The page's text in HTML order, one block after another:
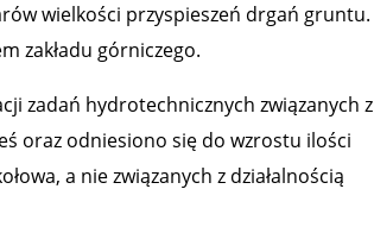
wielkości przyspieszeń drgań gruntu.
zakładu górniczego.
zadań hydrotechnicznych związanych z
oraz odniesiono się do wzrostu ilości
a nie związanych z działalnością